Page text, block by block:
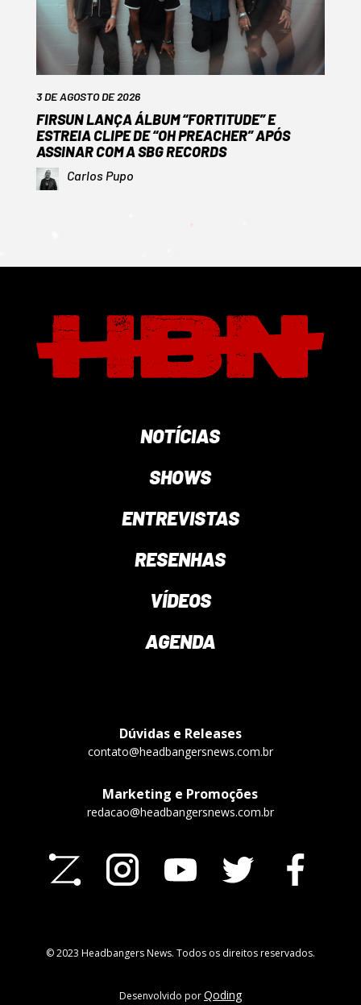
3 DE AGOSTO DE 2026
FIRSUN LANÇA ÁLBUM “FORTITUDE” E
ESTREIA CLIPE DE “OH PREACHER” APÓS
ASSINAR COM A SBG RECORDS
Carlos Pupo
NOTÍCIAS
SHOWS
ENTREVISTAS
RESENHAS
VÍDEOS
AGENDA
Dúvidas e Releases
contato@headbangersnews.com.br
Marketing e Promoções
redacao@headbangersnews.com.br
© 2023 Headbangers News. Todos os direitos reservados.
Desenvolvido porQoding